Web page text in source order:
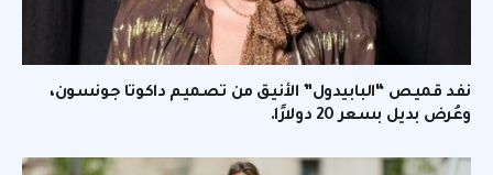
نفد قميص “البابيدول” الأنيق من تصميم داكوتا جونسون،
وعُرض بديل بسعر 20 دولارًا.